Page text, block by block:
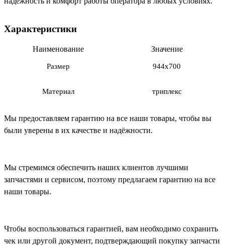
Характеристики
Наименование Значение
Размер 944х700
Материал триплекс
Мы предоставляем гарантию на все наши товары, чтобы вы
были уверены в их качестве и надёжности.
Мы стремимся обеспечить наших клиентов лучшими
запчастями и сервисом, поэтому предлагаем гарантию на все
наши товары.
Чтобы воспользоваться гарантией, вам необходимо сохранить
чек или другой документ, подтверждающий покупку запчасти